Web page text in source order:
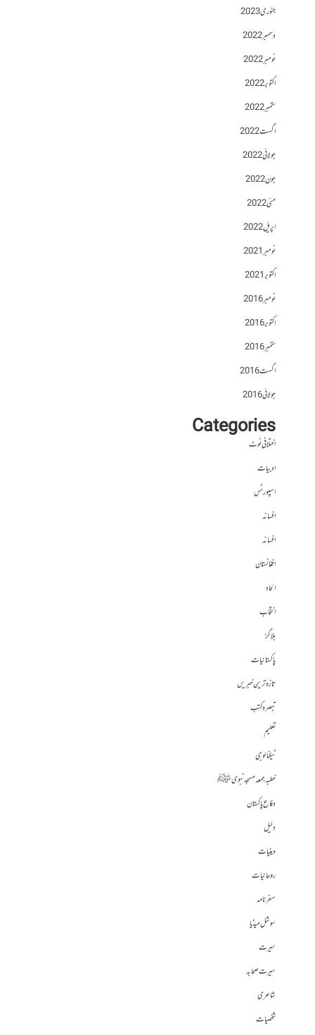
جنوری 2023
دسمبر 2022
نومبر 2022
اکتوبر 2022
ستمبر 2022
اگست 2022
جولائی 2022
جون 2022
مئی 2022
اپریل 2022
نومبر 2021
اکتوبر 2021
نومبر 2016
اکتوبر 2016
ستمبر 2016
اگست 2016
جولائی 2016
Categories
اختلافی نوٹ
ادبیات
اسپورٹس
افسانہ
افسانہ
افغانستان
الحاد
انتخاب
بلاگز
پاکستانیات
تازہ ترین خبریں
تبصرہ کتب
تعلیم
ٹیکنالوجی
خطبہ جمعہ مسجد نبوی ﷺ
دفاع پاکستان
دلیل
دینیات
روحانیات
سفرنامہ
سوشل میڈیا
سیرت
سیرت صحابہ
شاعری
شخصیات